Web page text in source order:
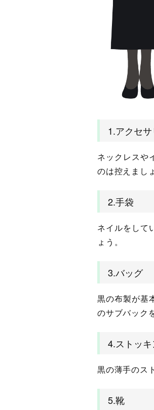
1.アクセ
ネックレスや
のは控えまし
2.手袋
ネイルをして
ょう。
3.バッグ
黒の布製が基
のサブバック
4.ストッ
黒の薄手のス
5.靴